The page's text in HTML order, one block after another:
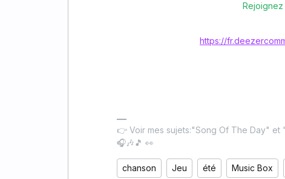
https://
👉 Voir mes sujets:"Song Of The Day" et
🎧🎶🎵 👀
chanson Jeu été Music Box